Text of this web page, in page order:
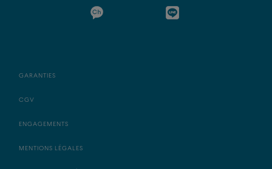
GARANTIES
CGV
ENGAGEMENTS
MENTIONS LÉGALES